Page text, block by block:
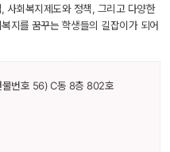
사회복지제도와 정책, 그리고 다양한
지를 꿈꾸는 학생들의 길잡이가 되어
물번호 56) C동 8층 802호